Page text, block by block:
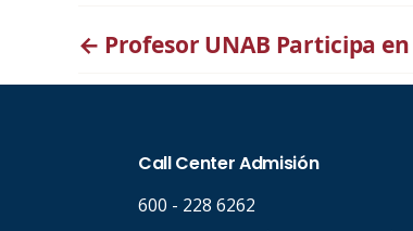
← Profesor UNAB Participa en